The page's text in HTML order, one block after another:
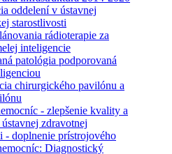
oddelení v ústavnej
starostlivosti
rádioterapie za
inteligencie
patológia podporovaná
chirurgického pavilónu a
- zlepšenie kvality a
zdravotnej
- doplnenie prístrojového
Diagnostický